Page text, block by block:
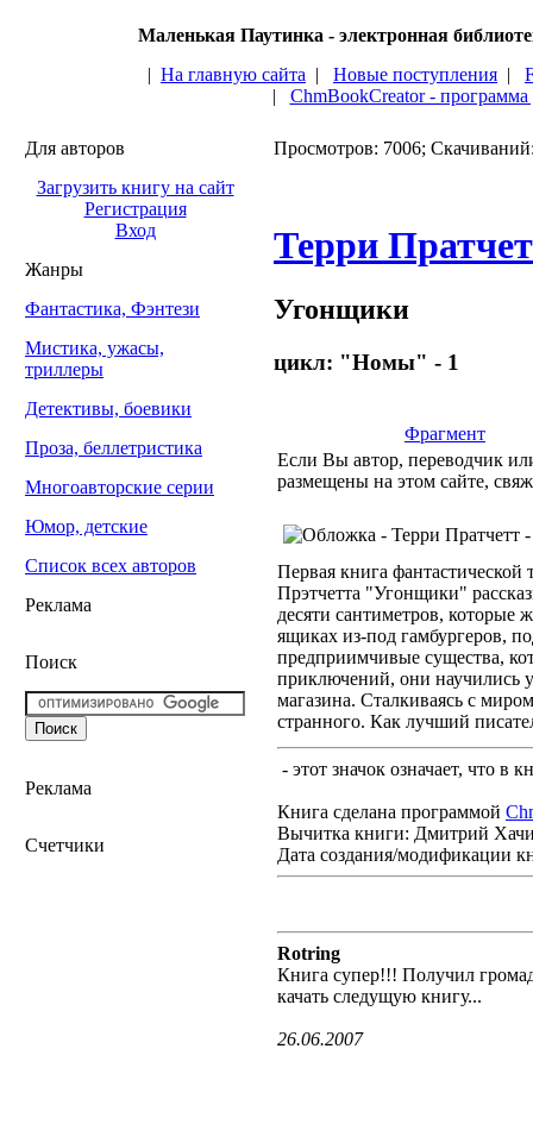
Маленькая Паутинка - электронная
| На главную сайта | Новые поступления |
| ChmBookCreator -
Для авторов
Загрузить книгу на сайт
Регистрация
Вход
Жанры
Фантастика, Фэнтези
Мистика, ужасы,
триллеры
Детективы, боевики
Проза, беллетристика
Многоавторские серии
Юмор, детские
Список всех авторов
Реклама
Поиск
Реклама
Счетчики
Просмотров: 7006;
Терри
Угонщики
цикл: "Номы" - 1
Фрагмент
Если Вы автор, переводчик
размещены на этом сайте,
Первая книга фантастической
Прэтчетта "Угонщики"
десяти сантиметров, которые
ящиках из-под гамбургеров,
предприимчивые существа,
приключений, они научились
магазина. Сталкиваясь с
странного. Как лучший
- этот значок означает, что в
Книга сделана программой
Вычитка книги: Дмитрий
Дата создания/модификации
Rotring
Книга супер!!! Получил
качать следущую книгу...
26.06.2007